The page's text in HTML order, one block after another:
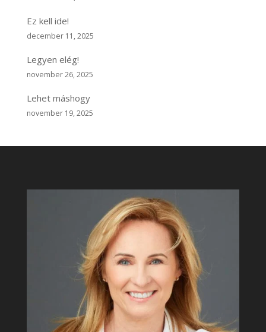
Ez kell ide!
december 11, 2025
Legyen elég!
november 26, 2025
Lehet máshogy
november 19, 2025